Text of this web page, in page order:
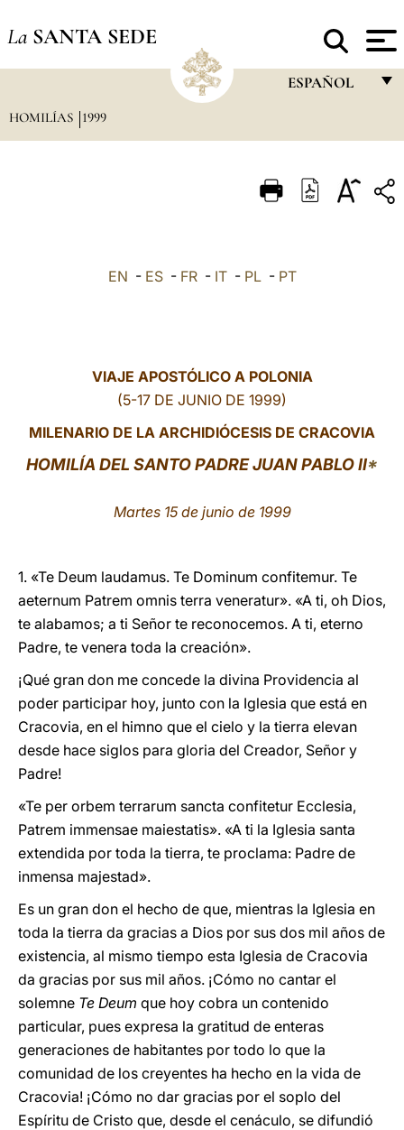
La SANTA SEDE
ESPAÑOL
ITALIANO
LATINE
HOMILÍAS 1999
EN - ES- FR- IT- PL- PT
VIAJE APOSTÓLICO A POLONIA
(5-17 DE JUNIO DE 1999)
MILENARIO DE LA ARCHIDIÓCESIS DE CRACOVIA
HOMILÍA DEL SANTO PADRE JUAN PABLO II*
Martes 15 de junio de 1999
1. «Te Deum laudamus. Te Dominum confitemur. Te
aeternum Patrem omnis terra veneratur». «A ti, oh Dios,
te alabamos; a ti Señor te reconocemos. A ti, eterno
Padre, te venera toda la creación».
¡Qué gran don me concede la divina Providencia al
poder participar hoy, junto con la Iglesia que está en
Cracovia, en el himno que el cielo y la tierra elevan
desde hace siglos para gloria del Creador, Señor y
Padre!
«Te per orbem terrarum sancta confitetur Ecclesia,
Patrem immensae maiestatis». «A ti la Iglesia santa
extendida por toda la tierra, te proclama: Padre de
inmensa majestad».
Es un gran don el hecho de que, mientras la Iglesia en
toda la tierra da gracias a Dios por sus dos mil años de
existencia, al mismo tiempo esta Iglesia de Cracovia
da gracias por sus mil años. ¡Cómo no cantar el
solemne Te Deum que hoy cobra un contenido
particular, pues expresa la gratitud de enteras
generaciones de habitantes por todo lo que la
comunidad de los creyentes ha hecho en la vida de
Cracovia! ¡Cómo no dar gracias por el soplo del
Espíritu de Cristo que, desde el cenáculo, se difundió